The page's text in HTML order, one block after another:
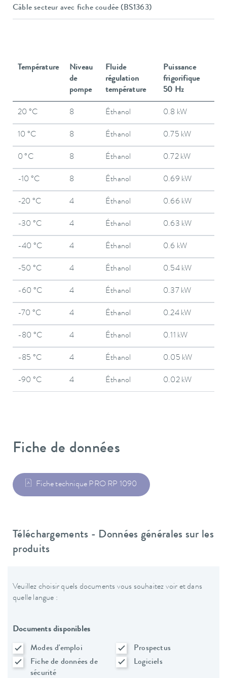
Câble secteur avec fiche coudée (BS1363)
Température
Niveau
de
pompe
Fluide
régulation
température
Puissance
frigorifique
50 Hz
20 °C 8 Éthanol 0.8 kW
10 °C 8 Éthanol 0.75 kW
0 °C 8 Éthanol 0.72 kW
-10 °C 8 Éthanol 0.69 kW
-20 °C 4 Éthanol 0.66 kW
-30 °C 4 Éthanol 0.63 kW
-40 °C 4 Éthanol 0.6 kW
-50 °C 4 Éthanol 0.54 kW
-60 °C 4 Éthanol 0.37 kW
-70 °C 4 Éthanol 0.24 kW
-80 °C 4 Éthanol 0.11 kW
-85 °C 4 Éthanol 0.05 kW
-90 °C 4 Éthanol 0.02 kW
Fiche de données
Fiche technique PRO RP 1090
Téléchargements - Données générales sur les
produits
Veuillez choisir quels documents vous souhaitez voir et dans
quelle langue :
Documents disponibles
Modes d'emploi
Prospectus
Fiche de données de
sécurité
Logiciels